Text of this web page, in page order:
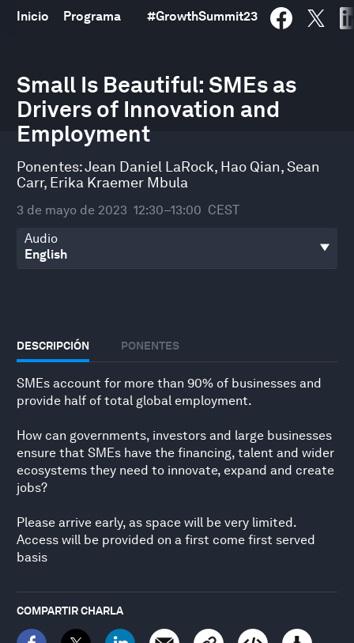
Inicio Programa #GrowthSummit23
Small Is Beautiful: SMEs as
Drivers of Innovation and
Employment
Ponentes:Jean Daniel LaRock, Hao Qian,Sean
Carr, Erika Kraemer Mbula
3 de mayo de 2023 12:30–13:00 CEST
Audio
DESCRIPCIÓN PONENTES
SMEs account for more than 90% of businesses and
provide half of total global employment.
How can governments, investors and large businesses
ensure that SMEs have the financing, talent and wider
ecosystems they need to innovate, expand and create
jobs?
Please arrive early, as space will be very limited.
Access will be provided on a first come first served
basis
COMPARTIR CHARLA
seconds
of
31
minutes,
48
seconds